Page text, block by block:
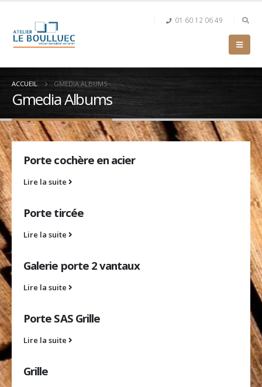
01 60 12 06 49
ACCUEIL GMEDIA ALBUMS
Gmedia Albums
Porte cochère en acier
Lire la suite
Porte tircée
Lire la suite
Galerie porte 2 vantaux
Lire la suite
Porte SAS Grille
Lire la suite
Grille